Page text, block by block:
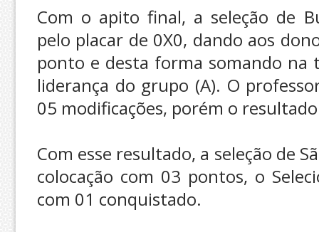
Com o apito final, a seleção de
pelo placar de 0X0, dando aos
ponto e desta forma somando na
liderança do grupo (A). O
05 modificações, porém o
Com esse resultado, a seleção de
colocação com 03 pontos, o
com 01 conquistado.